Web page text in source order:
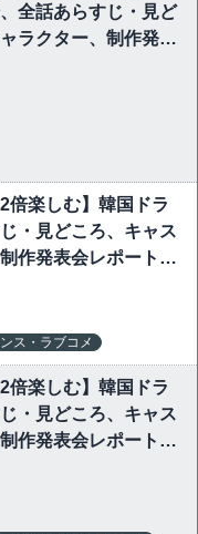
全話あらすじ・見ど
ラクター、制作発表
倍楽しむ】韓国ドラ
・見どころ、キャス
作発表会レポートな
ス・ラブコメ
倍楽しむ】韓国ドラ
・見どころ、キャス
作発表会レポートな